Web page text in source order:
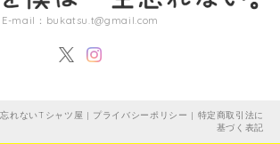
E-mail： bukatsu.t@gmail.com
れないTシャツ屋 | プライバシーポリシー | 特定商取引法に
基づく表記